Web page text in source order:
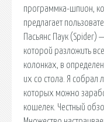
программка-шпион,
предлагает
Пасьянс Паук (Spider)
которой разложить
колонках, в
их со стола. Я собрал
которых можно
кошелек. Честный